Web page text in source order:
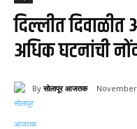
दिल्लीत
अधिक घटनांची
By सोलापूर आजतक November